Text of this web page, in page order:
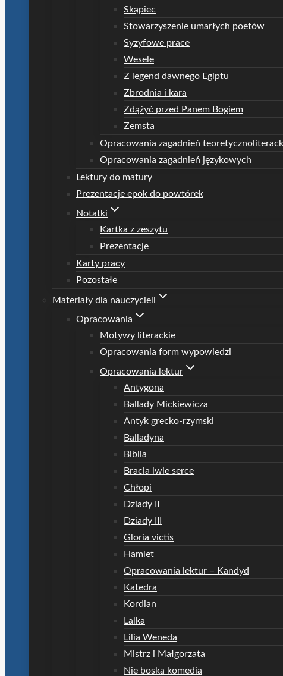
Skąpiec
Stowarzyszenie umarłych poetów
Syzyfowe prace
Wesele
Z legend dawnego Egiptu
Zbrodnia i kara
Zdążyć przed Panem Bogiem
Zemsta
Opracowania zagadnień
Opracowania zagadnień językowych
Lektury do matury
Prezentacje epok do powtórek
Notatki
Kartka z zeszytu
Prezentacje
Karty pracy
Pozostałe
Materiały dla nauczycieli
Opracowania
Motywy literackie
Opracowania form wypowiedzi
Opracowania lektur
Antygona
Ballady Mickiewicza
Antyk grecko-rzymski
Balladyna
Biblia
Bracia lwie serce
Chłopi
Dziady II
Dziady III
Gloria victis
Hamlet
Opracowania lektur – Kandyd
Katedra
Kordian
Lalka
Lilia Weneda
Mistrz i Małgorzata
Nie boska komedia